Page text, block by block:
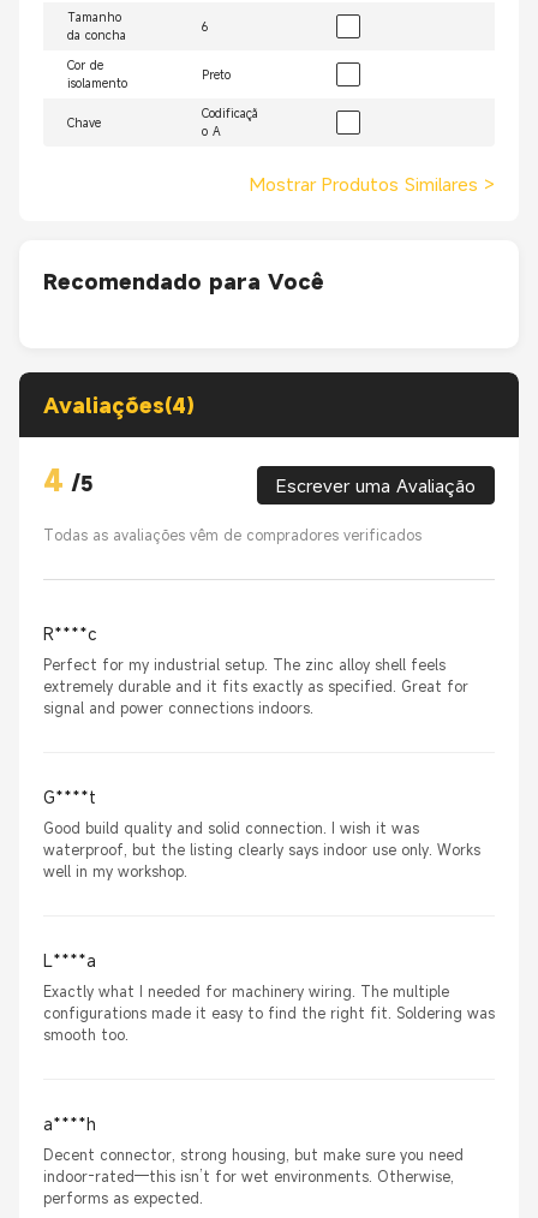
Tamanho
da concha
6
Cor de
isolamento
Preto
Chave
Codificaçã
o A
Mostrar Produtos Similares >
Recomendado para Você
Avaliações(4)
4 /5 Escrever uma Avaliação
Todas as avaliações vêm de compradores verificados
R****c
Perfect for my industrial setup. The zinc alloy shell feels
extremely durable and it fits exactly as specified. Great for
signal and power connections indoors.
G****t
Good build quality and solid connection. I wish it was
waterproof, but the listing clearly says indoor use only. Works
well in my workshop.
L****a
Exactly what I needed for machinery wiring. The multiple
configurations made it easy to find the right fit. Soldering was
smooth too.
a****h
Decent connector, strong housing, but make sure you need
indoor-rated—this isn’t for wet environments. Otherwise,
performs as expected.